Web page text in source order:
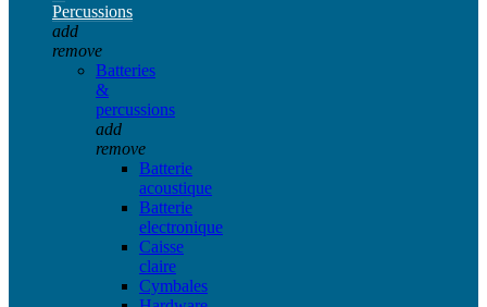
Percussions
add
remove
Batteries
&
percussions
add
remove
Batterie
acoustique
Batterie
electronique
Caisse
claire
Cymbales